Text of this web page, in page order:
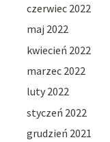
czerwiec 2022
maj 2022
kwiecień 2022
marzec 2022
luty 2022
styczeń 2022
grudzień 2021